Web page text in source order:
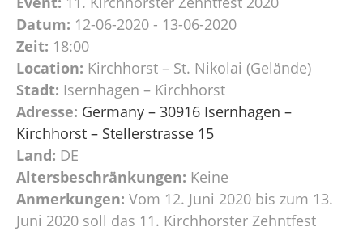
Datum: 12-06-2020 - 13-06-2020
Zeit: 18:00
Location: Kirchhorst – St. Nikolai (Gelände)
Stadt: Isernhagen – Kirchhorst
Adresse: Germany – 30916 Isernhagen –
Kirchhorst – Stellerstrasse 15
Land: DE
Altersbeschränkungen: Keine
Anmerkungen: Vom 12. Juni 2020 bis zum 13.
Juni 2020 soll das 11. Kirchhorster Zehntfest